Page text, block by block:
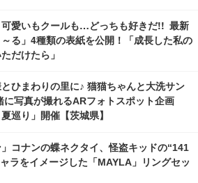
可愛いもクールも…どっちも好きだ!! 最新
る」4種類の表紙を公開！「成長した私の
だけたら」
とひまわりの里に♪ 猫猫ちゃんと大洗サン
写真が撮れるARフォトスポット企画
巡り」開催【茨城県】
」コナンの蝶ネクタイ、怪盗キッドの“141
ラをイメージした「MAYLA」リングセッ